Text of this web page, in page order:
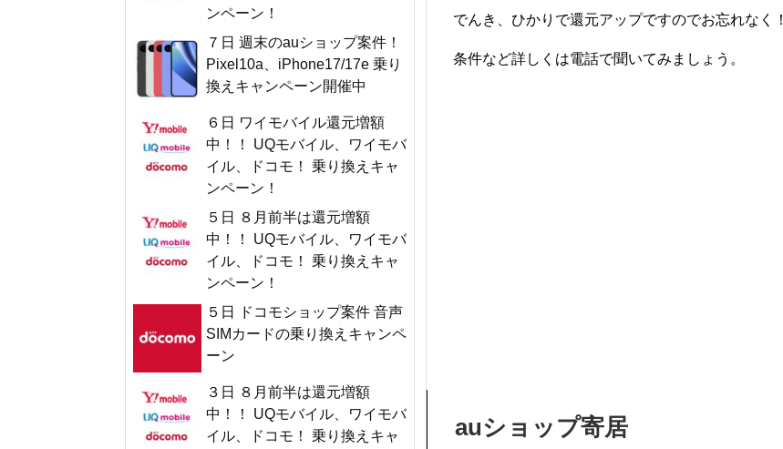
でんき、ひかりで還元アップですのでお忘れなく！
条件など詳しくは電話で聞いてみましょう。
auショップ寄居
ンペーン！
７日 週末のauショップ案件！
Pixel10a、iPhone17/17e 乗り
換えキャンペーン開催中
６日 ワイモバイル還元増額
中！！ UQモバイル、ワイモバ
イル、ドコモ！ 乗り換えキャ
ンペーン！
５日 ８月前半は還元増額
中！！ UQモバイル、ワイモバ
イル、ドコモ！ 乗り換えキャ
ンペーン！
５日 ドコモショップ案件 音声
SIMカードの乗り換えキャンペ
ーン
３日 ８月前半は還元増額
中！！ UQモバイル、ワイモバ
イル、ドコモ！ 乗り換えキャ